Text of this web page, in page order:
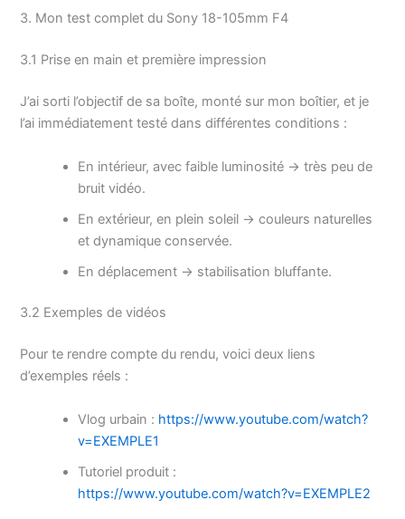
3. Mon test complet du Sony 18-105mm F4
3.1 Prise en main et première impression
J’ai sorti l’objectif de sa boîte, monté sur mon boîtier, et je
l’ai immédiatement testé dans différentes conditions :
En intérieur, avec faible luminosité → très peu de
bruit vidéo.
En extérieur, en plein soleil → couleurs naturelles
et dynamique conservée.
En déplacement → stabilisation bluffante.
3.2 Exemples de vidéos
Pour te rendre compte du rendu, voici deux liens
d’exemples réels :
Vlog urbain : https://www.youtube.com/watch?
v=EXEMPLE1
Tutoriel produit :
https://www.youtube.com/watch?v=EXEMPLE2